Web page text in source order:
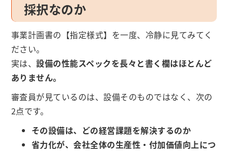
採択なのか
事業計画書の【指定様式】を一度、冷静に見てみてく
ださい。
実は、設備の性能スペックを長々と書く欄はほとんど
ありません。
審査員が見ているのは、設備そのものではなく、次の
2点です。
その設備は、どの経営課題を解決するのか
省力化が、会社全体の生産性・付加価値向上につ